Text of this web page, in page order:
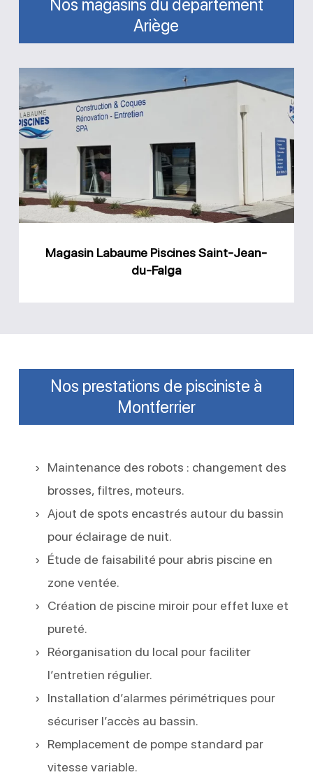
Nos magasins du département
Ariège
Magasin
Saint-
Jean-
du-
Falga
Magasin Labaume Piscines Saint-Jean-
du-Falga
Nos prestations de pisciniste à
Montferrier
Maintenance des robots : changement des
brosses, filtres, moteurs.
Ajout de spots encastrés autour du bassin
pour éclairage de nuit.
Étude de faisabilité pour abris piscine en
zone ventée.
Création de piscine miroir pour effet luxe et
pureté.
Réorganisation du local pour faciliter
l’entretien régulier.
Installation d’alarmes périmétriques pour
sécuriser l’accès au bassin.
Remplacement de pompe standard par
vitesse variable.